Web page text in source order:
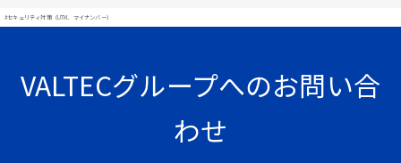
#セキュリティ対策（UTM、マイナンバー）
VALTECグループへのお問い合
わせ